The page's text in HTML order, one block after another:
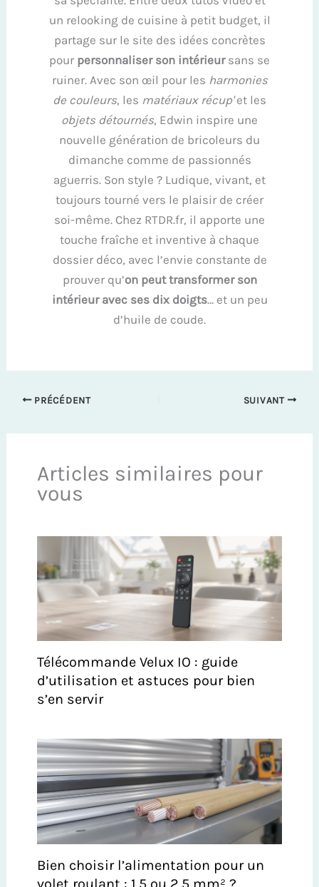
un relooking de cuisine à petit budget, il
partage sur le site des idées concrètes
pour personnaliser son intérieursans se
ruiner. Avec son œil pour les harmonies
de couleurs, les matériaux récup'et les
objets détournés, Edwin inspire une
nouvelle génération de bricoleurs du
dimanche comme de passionnés
aguerris. Son style ? Ludique, vivant, et
toujours tourné vers le plaisir de créer
soi-même. Chez RTDR.fr, il apporte une
touche fraîche et inventive à chaque
dossier déco, avec l’envie constante de
prouver qu’on peut transformer son
intérieur avec ses dix doigts… et un peu
d’huile de coude.
PRÉCÉDENT SUIVANT
Articles similaires pour
vous
Télécommande Velux IO : guide
d’utilisation et astuces pour bien
s’en servir
Bien choisir l’alimentation pour un